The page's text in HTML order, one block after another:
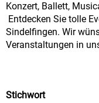
Konzert, Ballett,
Entdecken Sie tolle
Sindelfingen. Wir
Veranstaltungen in
Stichwort